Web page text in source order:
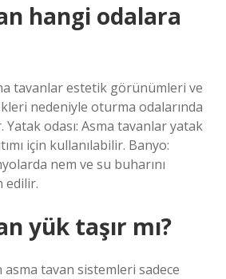
hangi odalara
tavanlar estetik görünümleri ve
nedeniyle oturma odalarında
Yatak odası: Asma tavanlar yatak
için kullanılabilir. Banyo:
nem ve su buharını
edilir.
yük taşır mı?
asma tavan sistemleri sadece